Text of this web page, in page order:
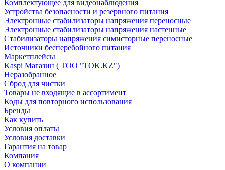
Комплектующее для видеонаблюдения
Устройства безопасности и резервного питания
Электронные стабилизаторы напряжения переносные
Электронные стабилизаторы напряжения настенные
Стабилизаторы напряжения симисторные переносные
Источники бесперебойного питания
Маркетплейсы
Kaspi Магазин ( ТОО "TOK.KZ")
Неразобранное
Сброд для чистки
Товары не входящие в ассортимент
Коды для повторного использования
Бренды
Как купить
Условия оплаты
Условия доставки
Гарантия на товар
Компания
О компании